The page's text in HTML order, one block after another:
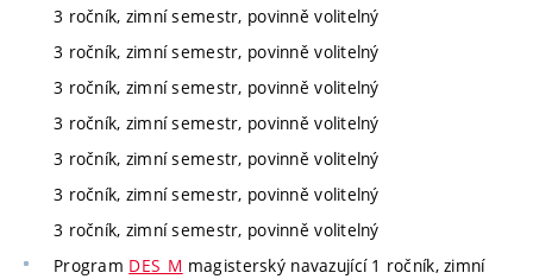
3 ročník, zimní semestr, povinně volitelný
3 ročník, zimní semestr, povinně volitelný
3 ročník, zimní semestr, povinně volitelný
3 ročník, zimní semestr, povinně volitelný
3 ročník, zimní semestr, povinně volitelný
3 ročník, zimní semestr, povinně volitelný
3 ročník, zimní semestr, povinně volitelný
Program DES_M magisterský navazující 1 ročník, zimní